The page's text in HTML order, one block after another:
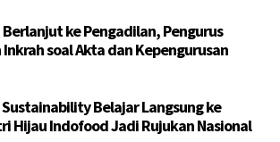
Berlanjut ke Pengadilan, Pengurus
soal Akta dan Kepengurusan
Belajar Langsung ke
Hijau Indofood Jadi Rujukan Nasional